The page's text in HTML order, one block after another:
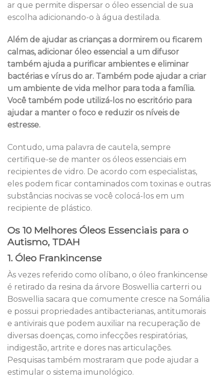
ar que permite dispersar o óleo essencial de sua
escolha adicionando-o à água destilada.
Além de ajudar as crianças a dormirem ou ficarem
calmas, adicionar óleo essencial a um difusor
também ajuda a purificar ambientes e eliminar
bactérias e vírus do ar. Também pode ajudar a criar
um ambiente de vida melhor para toda a família.
Você também pode utilizá-los no escritório para
ajudar a manter o foco e reduzir os níveis de
estresse.
Contudo, uma palavra de cautela, sempre
certifique-se de manter os óleos essenciais em
recipientes de vidro. De acordo com especialistas,
eles podem ficar contaminados com toxinas e outras
substâncias nocivas se você colocá-los em um
recipiente de plástico.
Os 10 Melhores Óleos Essenciais para o
Autismo, TDAH
1. Óleo Frankincense
Às vezes referido como olíbano, o óleo frankincense
é retirado da resina da árvore Boswellia carterri ou
Boswellia sacara que comumente cresce na Somália
e possui propriedades antibacterianas, antitumorais
e antivirais que podem auxiliar na recuperação de
diversas doenças, como infecções respiratórias,
indigestão, artrite e dores nas articulações.
Pesquisas também mostraram que pode ajudar a
estimular o sistema imunológico.